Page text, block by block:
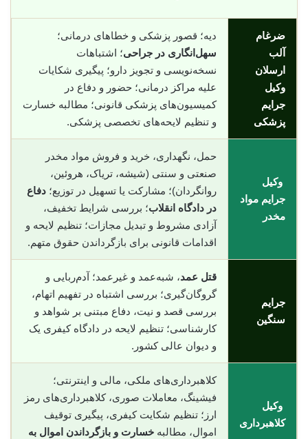
ضرغام
آلب
ارسلان
وکیل
جرایم
پزشکی
دیه؛ قصور پزشکی و خطاهای درمانی؛
سهل‌انگاری در جراحی؛ اشتباهات
نسخه‌نویسی و تجویز دارو؛ پیگیری شکایات
علیه مراکز درمانی؛ حضور و دفاع در
کمیسیون‌های پزشکی قانونی؛ مطالبه خسارت
و تنظیم لایحه‌های تخصصی پزشکی.
وکیل
جرایم مواد
مخدر
حمل، نگهداری، خرید و فروش مواد مخدر
صنعتی و سنتی (شیشه، تریاک، هروئین،
روانگردان)؛ مشارکت یا تسهیل در توزیع؛ دفاع
در دادگاه انقلاب؛ بررسی شرایط تخفیف،
آزادی مشروط و تبدیل مجازات؛ تنظیم لایحه و
اقدامات قانونی برای بازگرداندن حقوق متهم.
جرایم
سنگین
قتل عمد، شبه‌عمد و غیرعمد؛ آدم‌ربایی و
گروگان‌گیری؛ بررسی اشتباه در تفهیم اتهام،
بررسی قصد و نیت، دفاع مبتنی بر شواهد و
کارشناسی؛ تنظیم لایحه در دادگاه کیفری یک
و دیوان عالی کشور.
وکیل
کلاهبرداری
کلاهبرداری‌های ملکی، مالی و اینترنتی؛
فیشینگ، معاملات صوری، کلاهبرداری‌های رمز
ارز؛ تنظیم شکایت کیفری، پیگیری توقیف
اموال، مطالبه خسارت و بازگرداندن اموال به